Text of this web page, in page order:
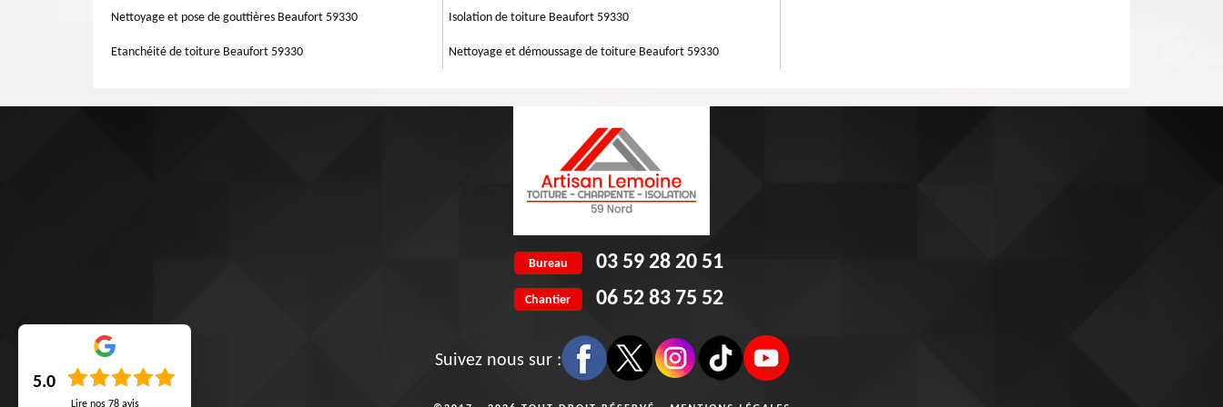
Nettoyage et pose de gouttières Beaufort 59330
Etanchéité de toiture Beaufort 59330
Isolation de toiture Beaufort 59330
Nettoyage et démoussage de toiture Beaufort 59330
Bureau 03 59 28 20 51
Chantier 06 52 83 75 52
Suivez nous sur :
5.0
Lire nos 78avis